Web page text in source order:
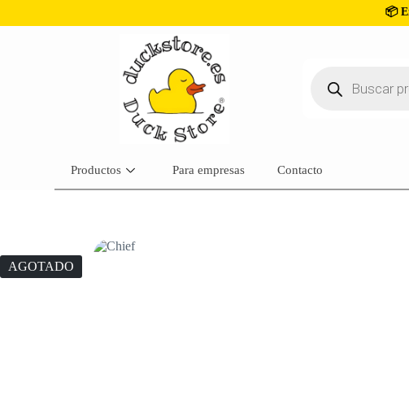
📦
Productos Para empresas Contacto
AGOTADO